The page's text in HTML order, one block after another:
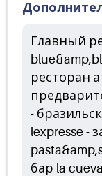
Главный
ресторан
-
lexpresse -
бар la